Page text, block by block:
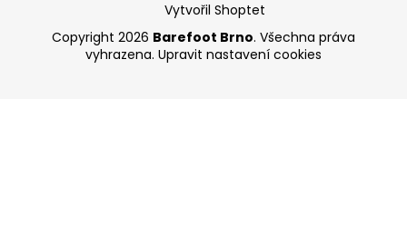
Vytvořil Shoptet
Copyright 2026 Barefoot Brno. Všechna práva
vyhrazena. Upravit nastavení cookies